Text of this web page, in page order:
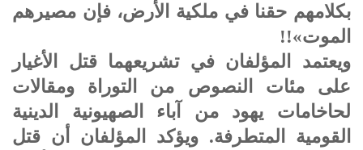
بكلامهم حقنا في ملكية الأرض، فإن مصيرهم
الموت»!!
ويعتمد المؤلفان في تشريعهما قتل الأغيار
على مئات النصوص من التوراة ومقالات
لحاخامات يهود من آباء الصهيونية الدينية
القومية المتطرفة. ويؤكد المؤلفان أن قتل